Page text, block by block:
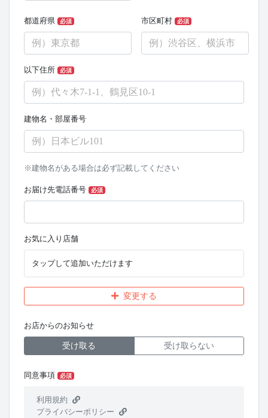
都道府県 必須 市区町村 必須
以下住所 必須
建物名・部屋番号
※建物名がある場合は必ず記載してください
お届け先電話番号 必須
お気に入り店舗
タップして追加いただけます
変更する
お店からのお知らせ
受け取る 受け取らない
同意事項 必須
利用規約
プライバシーポリシー